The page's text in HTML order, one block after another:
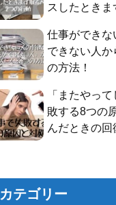
スしたとき
仕事ができな
できない人
の方法！
「またやっ
敗する8つの
んだときの
カテゴリー